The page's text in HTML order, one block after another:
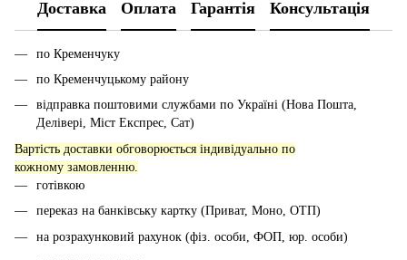
Доставка Оплата Гарантія Консультація
по Кременчуку
по Кременчуцькому району
відправка поштовими службами по Україні (Нова Пошта,
Делівері, Міст Експрес, Сат)
Вартість доставки обговорюється індивідуально по
кожному замовленню.
готівкою
переказ на банківську картку (Приват, Моно, ОТП)
на розрахунковий рахунок (фіз. особи, ФОП, юр. особи)